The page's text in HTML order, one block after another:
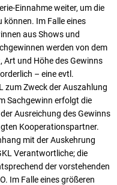
Einnahme weiter, um die
Im Falle eines
aus Shows und
werden von dem
Art und Höhe des Gewinns
– eine evtl.
zum Zweck der Auszahlung
Sachgewinn erfolgt die
Ausreichung des Gewinns
Kooperationspartner.
mit der Auskehrung
Verantwortliche; die
der vorstehenden
Im Falle eines größeren